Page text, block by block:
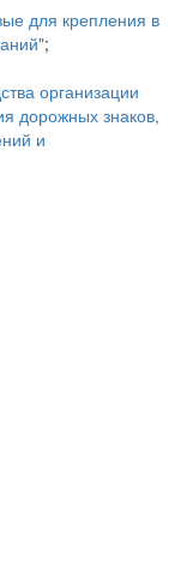
для крепления в
;
организации
дорожных знаков,
и